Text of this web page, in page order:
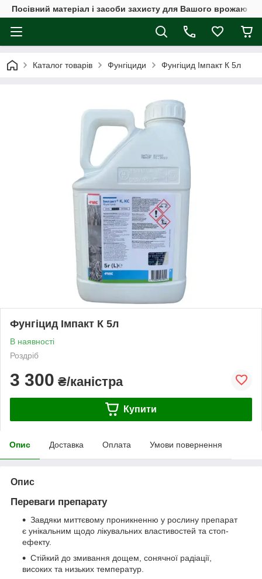
Посівний матеріал і засоби захисту для Вашого врожаю
Каталог товарів Фунгіциди Фунгіцид Імпакт К 5л
Фунгіцид Імпакт К 5л
В наявності
Роздріб
3 300 ₴/каністра
Купити
Опис Доставка Оплата Умови повернення
Опис
Переваги препарату
Завдяки миттєвому проникненню у рослину препарат
є унікальним щодо лікувальних властивостей та стоп-
ефекту.
Стійкий до змивання дощем, сонячної радіації,
високих та низьких температур.